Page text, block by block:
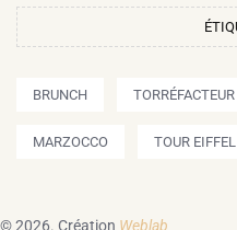
BRUNCH TORRÉFACTEUR
MARZOCCO TOUR EIFFEL
© 2026. Création Weblab